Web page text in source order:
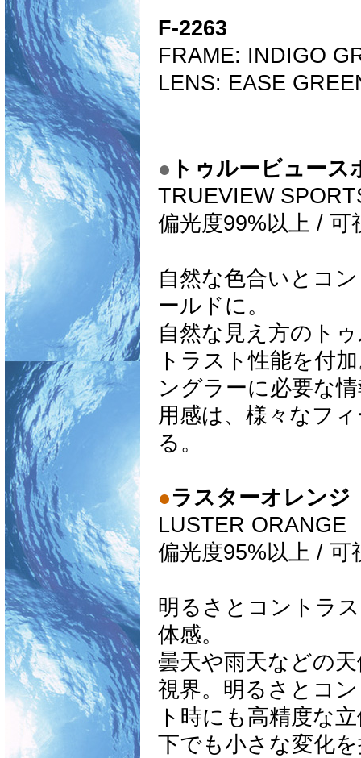
F-2263
FRAME: INDIGO
LENS: EASE
● トゥルービュース
TRUEVIEW
偏光度99%以上 / 可
自然な色合いとコ
ールドに。
自然な見え方のト
トラスト性能を付
ングラーに必要な
用感は、様々なフ
る。
●ラスターオレンジ
LUSTER ORANGE
偏光度95%以上 / 可
明るさとコントラ
体感。
曇天や雨天などの
視界。明るさとコ
ト時にも高精度な
下でも小さな変化